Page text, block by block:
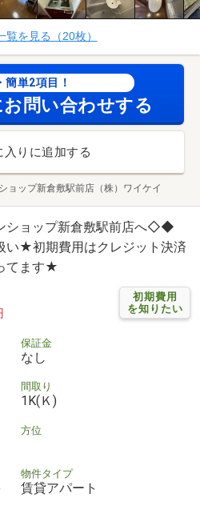
覧を見る（20枚）
簡単2項目！
問い合わせする
入りに追加する
ョップ新倉敷駅前店（株）ワイケイ
ショップ新倉敷駅前店へ◇◆
★初期費用はクレジット決済
てます★
初期費用
を知りたい
保証金
なし
間取り
1K(Ｋ)
方位
物件タイプ
賃貸アパート